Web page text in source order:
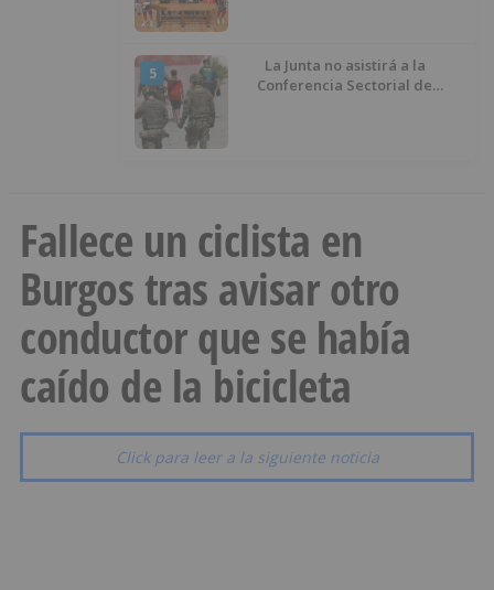
5
La Junta no asistirá a la
Conferencia Sectorial de
Fallece un ciclista en
Burgos tras avisar otro
conductor que se había
caído de la bicicleta
Click para leer a la siguiente noticia